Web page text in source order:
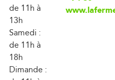
de 11h à
13h
Samedi :
de 11h à
18h
Dimande :